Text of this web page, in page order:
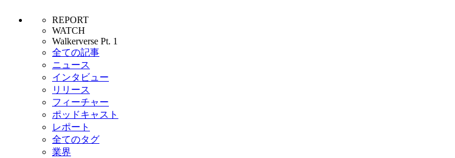
REPORT
WATCH
Walkerverse Pt. 1
全ての記事
ニュース
インタビュー
リリース
フィーチャー
ポッドキャスト
レポート
全てのタグ
業界